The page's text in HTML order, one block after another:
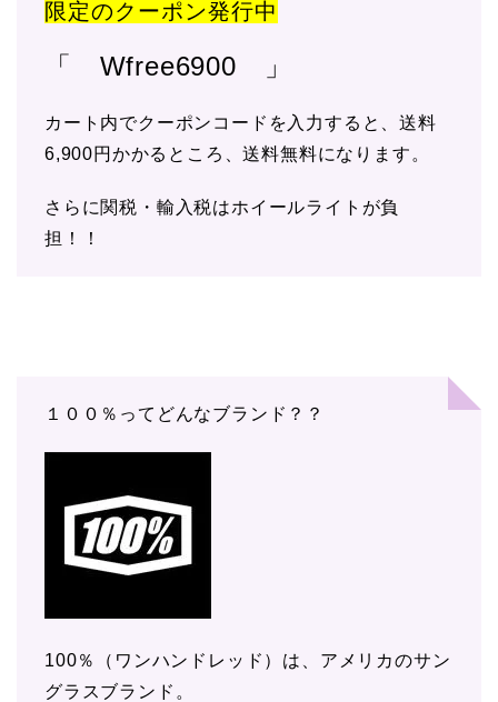
限定のクーポン発行中
「 Wfree6900 」
カート内でクーポンコードを入力すると、送料
6,900円かかるところ、送料無料になります。
さらに関税・輸入税はホイールライトが負
担！！
１００％ってどんなブランド？？
100％（ワンハンドレッド）は、アメリカのサン
グラスブランド。